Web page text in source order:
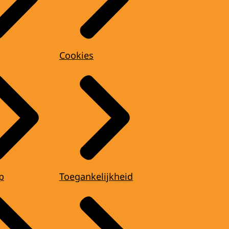
Cookies
Toegankelijkheid